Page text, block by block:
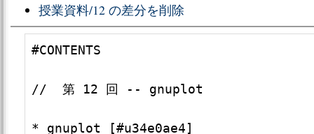
授業資料/12 の差分を削除
#CONTENTS
//  第 12 回 -- gnuplot
* gnuplot [#u34e0ae4]